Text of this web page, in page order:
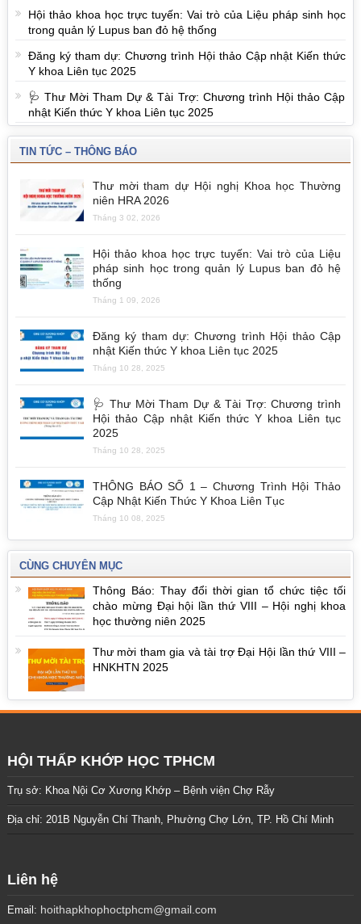
Hội thảo khoa học trực tuyến: Vai trò của Liệu pháp sinh học
trong quản lý Lupus ban đỏ hệ thống
Đăng ký tham dự: Chương trình Hội thảo Cập nhật Kiến thức
Y khoa Liên tục 2025
🩺 Thư Mời Tham Dự & Tài Trợ: Chương trình Hội thảo Cập
nhật Kiến thức Y khoa Liên tục 2025
TIN TỨC – THÔNG BÁO
Thư mời tham dự Hội nghị Khoa học Thường
niên HRA 2026
Tháng 3 02, 2026
Hội thảo khoa học trực tuyến: Vai trò của Liệu
pháp sinh học trong quản lý Lupus ban đỏ hệ
thống
Tháng 1 09, 2026
Đăng ký tham dự: Chương trình Hội thảo Cập
nhật Kiến thức Y khoa Liên tục 2025
Tháng 10 28, 2025
🩺 Thư Mời Tham Dự & Tài Trợ: Chương trình
Hội thảo Cập nhật Kiến thức Y khoa Liên tục
2025
Tháng 10 28, 2025
THÔNG BÁO SỐ 1 – Chương Trình Hội Thảo
Cập Nhật Kiến Thức Y Khoa Liên Tục
Tháng 10 08, 2025
CÙNG CHUYÊN MỤC
Thông Báo: Thay đổi thời gian tổ chức tiệc tối
chào mừng Đại hội lần thứ VIII – Hội nghị khoa
học thường niên 2025
Thư mời tham gia và tài trợ Đại Hội lần thứ VIII –
HNKHTN 2025
HỘI THẤP KHỚP HỌC TPHCM
Trụ sở: Khoa Nội Cơ Xương Khớp – Bệnh viện Chợ Rẫy
Địa chỉ: 201B Nguyễn Chí Thanh, Phường Chợ Lớn, TP. Hồ Chí Minh
Liên hệ
Email: hoithapkhophoctphcm@gmail.com